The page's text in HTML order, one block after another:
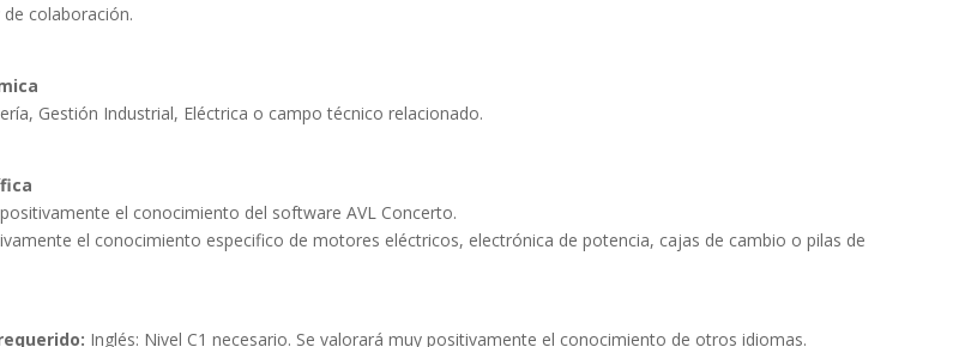
colaboración.
el conocimiento del software AVL Concerto.
el conocimiento especifico de motores eléctricos, electrónica de potencia, cajas de cambio o pilas de
Inglés: Nivel C1 necesario. Se valorará muy positivamente el conocimiento de otros idiomas.